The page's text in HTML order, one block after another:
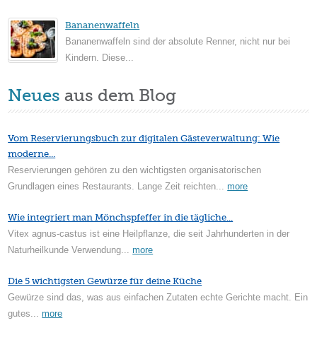
Bananenwaffeln
Bananenwaffeln sind der absolute Renner, nicht nur bei
Kindern. Diese...
Neues aus dem Blog
Vom Reservierungsbuch zur digitalen Gästeverwaltung: Wie
moderne...
Reservierungen gehören zu den wichtigsten organisatorischen
Grundlagen eines Restaurants. Lange Zeit reichten...more
Wie integriert man Mönchspfeffer in die tägliche...
Vitex agnus-castus ist eine Heilpflanze, die seit Jahrhunderten in der
Naturheilkunde Verwendung...more
Die 5 wichtigsten Gewürze für deine Küche
Gewürze sind das, was aus einfachen Zutaten echte Gerichte macht. Ein
gutes...more